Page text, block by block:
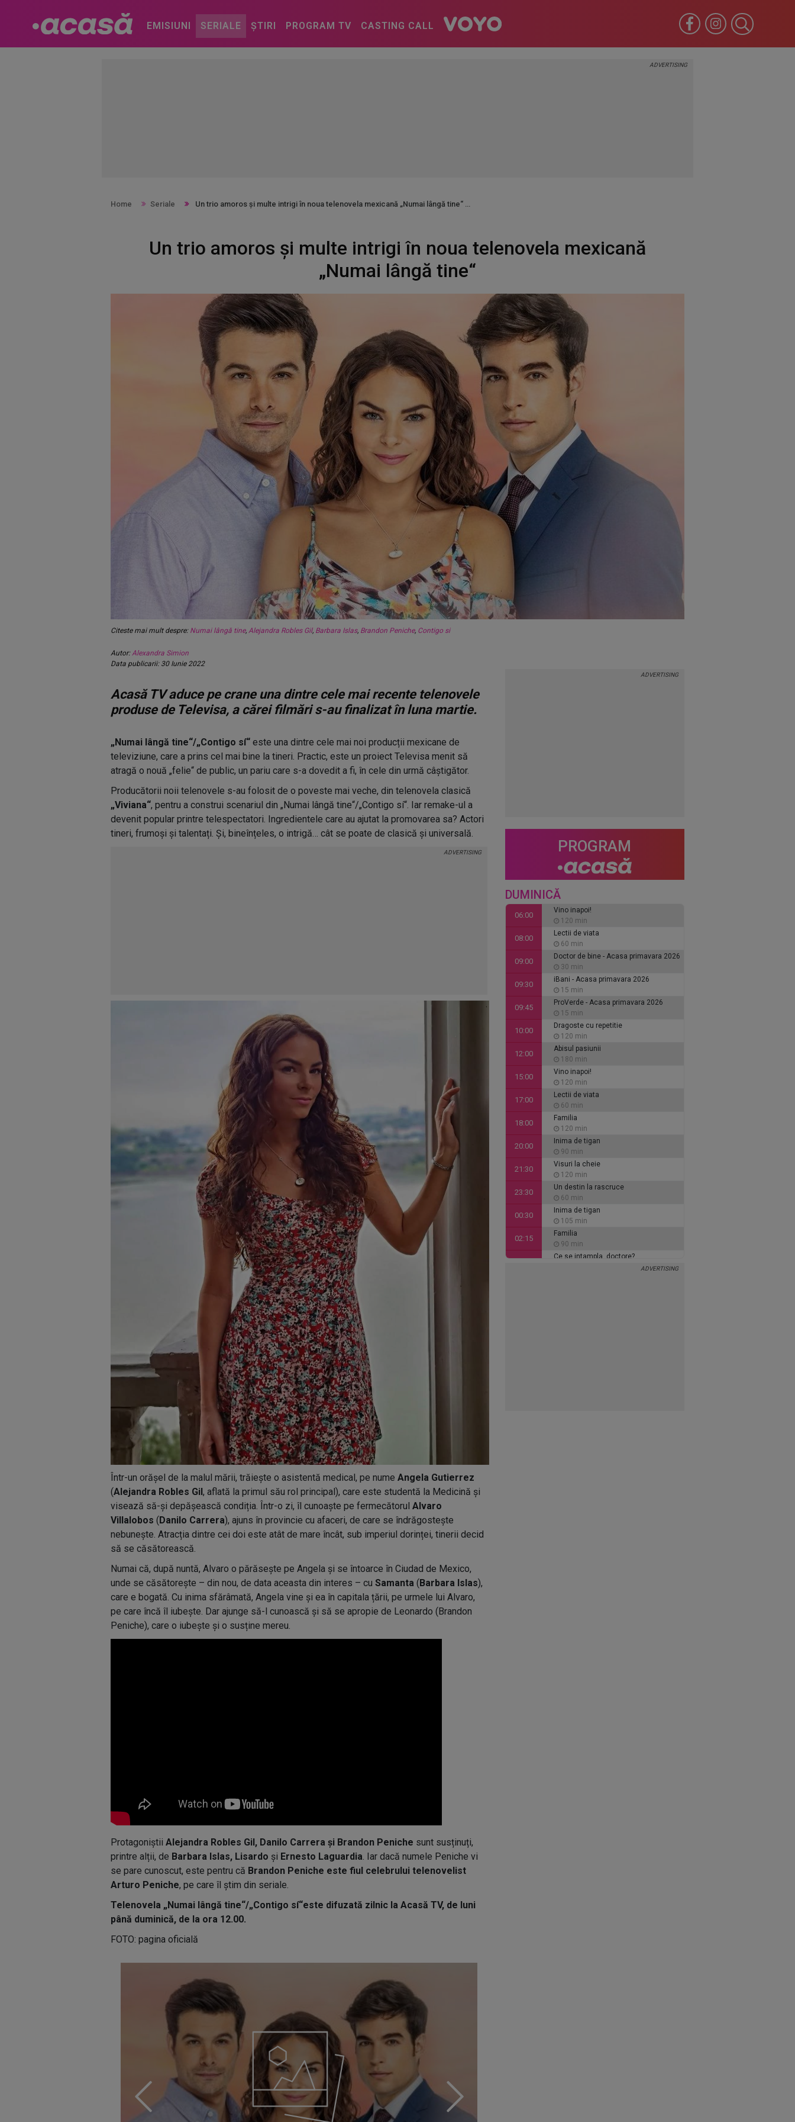
EMISIUNI SERIALE ȘTIRI PROGRAM TV CASTING CALL
Home Seriale Un trio amoros și multe intrigi în noua telenovela mexicană „Numai lângă tine“
Un trio amoros și multe intrigi în noua telenovela mexicană
„Numai lângă tine“
Citeste mai mult despre: Numai lângă tine, Alejandra Robles Gil, Barbara Islas, Brandon Peniche, Contigo si
Autor:Alexandra Simion
Data publicarii: 30 Iunie 2022
Acasă TV aduce pe crane una dintre cele mai recente telenovele
produse de Televisa, a cărei filmări s-au finalizat în luna martie.
„Numai lângă tine“/„Contigo sí“ este una dintre cele mai noi producții mexicane de
televiziune, care a prins cel mai bine la tineri. Practic, este un proiect Televisa menit să
atragă o nouă „felie“ de public, un pariu care s-a dovedit a fi, în cele din urmă câștigător.
Producătorii noii telenovele s-au folosit de o poveste mai veche, din telenovela clasică
„Viviana“, pentru a construi scenariul din „Numai lângă tine“/„Contigo sí“. Iar remake-ul a
devenit popular printre telespectatori. Ingredientele care au ajutat la promovarea sa? Actori
tineri, frumoși și talentați. Și, bineînțeles, o intrigă… cât se poate de clasică și universală.
Într-un orășel de la malul mării, trăiește o asistentă medical, pe nume Angela Gutierrez
(Alejandra Robles Gil, aflată la primul său rol principal), care este studentă la Medicină și
visează să-și depășească condiția. Într-o zi, îl cunoaște pe fermecătorul Alvaro
Villalobos (Danilo Carrera), ajuns în provincie cu afaceri, de care se îndrăgostește
nebunește. Atracția dintre cei doi este atât de mare încât, sub imperiul dorinței, tinerii decid
să se căsătorească.
Numai că, după nuntă, Alvaro o părăsește pe Angela și se întoarce în Ciudad de Mexico,
unde se căsătorește – din nou, de data aceasta din interes – cu Samanta (Barbara Islas),
care e bogată. Cu inima sfărâmată, Angela vine și ea în capitala țării, pe urmele lui Alvaro,
pe care încă îl iubește. Dar ajunge să-l cunoască și să se apropie de Leonardo (Brandon
Peniche), care o iubește și o susține mereu.
Protagoniștii Alejandra Robles Gil, Danilo Carrera și Brandon Peniche sunt susținuți,
printre alții, de Barbara Islas, Lisardo și Ernesto Laguardia. Iar dacă numele Peniche vi
se pare cunoscut, este pentru că Brandon Peniche este fiul celebrului telenovelist
Arturo Peniche, pe care îl știm din seriale.
Telenovela „Numai lângă tine“/„Contigo sí“este difuzată zilnic la Acasă TV, de luni
până duminică, de la ora 12.00.
FOTO: pagina oficială
PROGRAM
DUMINICĂ
06:00
Vino inapoi!
120 min
08:00
Lectii de viata
60 min
09:00
Doctor de bine - Acasa primavara 2026
30 min
09:30
iBani - Acasa primavara 2026
15 min
09:45
ProVerde - Acasa primavara 2026
15 min
10:00
Dragoste cu repetitie
120 min
12:00
Abisul pasiunii
180 min
15:00
Vino inapoi!
120 min
17:00
Lectii de viata
60 min
18:00
Familia
120 min
20:00
Inima de tigan
90 min
21:30
Visuri la cheie
120 min
23:30
Un destin la rascruce
60 min
00:30
Inima de tigan
105 min
02:15
Familia
90 min
Ce se intampla, doctore?